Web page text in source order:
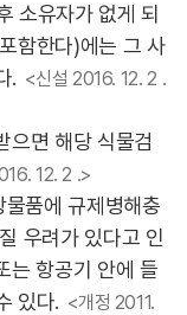
소유자가 없게 되
함한다)에는 그 사
. <신설 2016. 12. 2 .
으면 해당 식물검
12. 2 .>
품에 규제병해충
우려가 있다고 인
는 항공기 안에 들
있다. <개정 2011.